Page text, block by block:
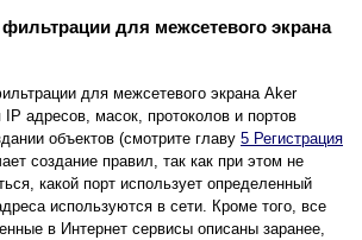
для межсетевого экрана
для межсетевого экрана Aker
адресов, масок, протоколов и портов
объектов (смотрите главу 5 Регистрация
создание правил, так как при этом не
какой порт использует определенный
используются в сети. Кроме того, все
в Интернет сервисы описаны заранее,